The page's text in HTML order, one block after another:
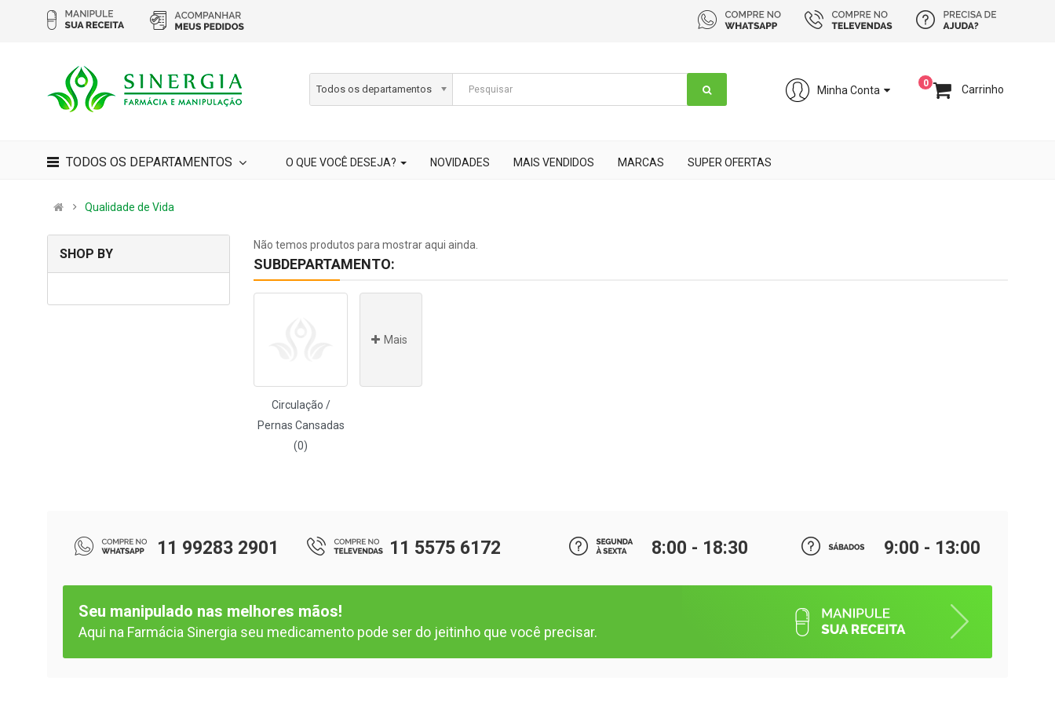
Todos os departamentos Carrinho
0
Minha Conta
TODOS OS DEPARTAMENTOS O QUE VOCÊ DESEJA? NOVIDADES MAIS VENDIDOS MARCAS SUPER OFERTAS
Qualidade de Vida
SHOP BY
Não temos produtos para mostrar aqui ainda.
SUBDEPARTAMENTO:
Circulação /
Pernas Cansadas
(0)
Mais
11 99283 2901 11 5575 6172 8:00 - 18:30 9:00 - 13:00
Seu manipulado nas melhores mãos!
Aqui na Farmácia Sinergia seu medicamento pode ser do jeitinho que você precisar.